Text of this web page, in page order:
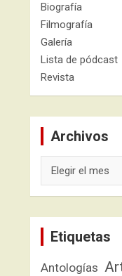
Biografía
Filmografía
Galería
Lista de pódcast
Revista
Archivos
Etiquetas
Antologías